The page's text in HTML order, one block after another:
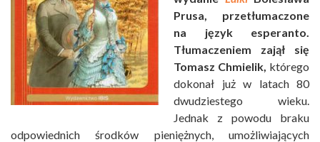
Prusa, przetłumaczone
na język esperanto.
Tłumaczeniem zajął się
Tomasz Chmielik, którego
dokonał już w latach 80
dwudziestego wieku.
Jednak z powodu braku
odpowiednich środków pieniężnych, umożliwiających